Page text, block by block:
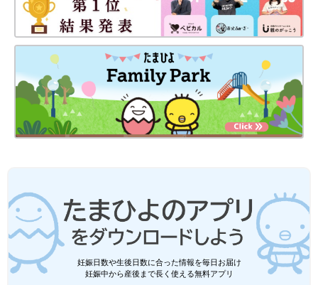
妊娠日数や生後日数に合った情報を毎日お届け
妊娠中から産後まで長く使える無料アプリ